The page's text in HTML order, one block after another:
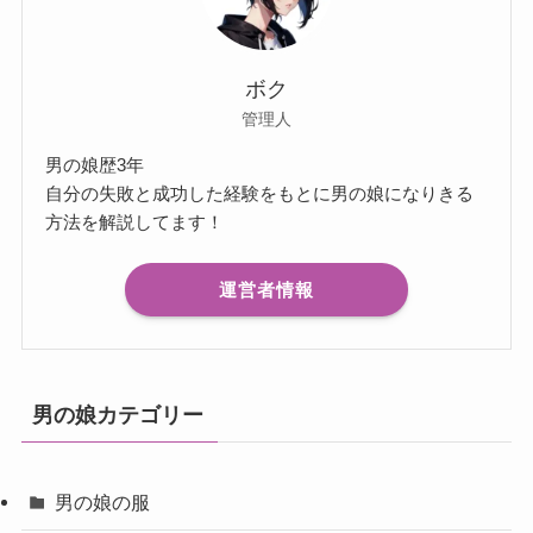
ボク
管理人
男の娘歴3年
自分の失敗と成功した経験をもとに男の娘になりきる
方法を解説してます！
運営者情報
男の娘カテゴリー
男の娘の服